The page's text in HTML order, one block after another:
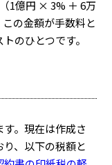
1億円 × 3% ＋ 6万
この金額が手数料と
のひとつです。
。現在は作成さ
、以下の税額と